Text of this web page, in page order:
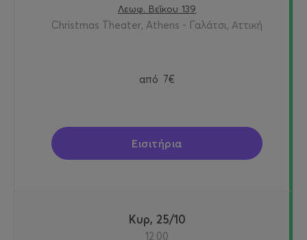
Λεωφ. Βεΐκου 139
Christmas Theater, Athens - Γαλάτσι, Αττική
από 7€
Εισιτήρια
Κυρ, 25/10
12:00